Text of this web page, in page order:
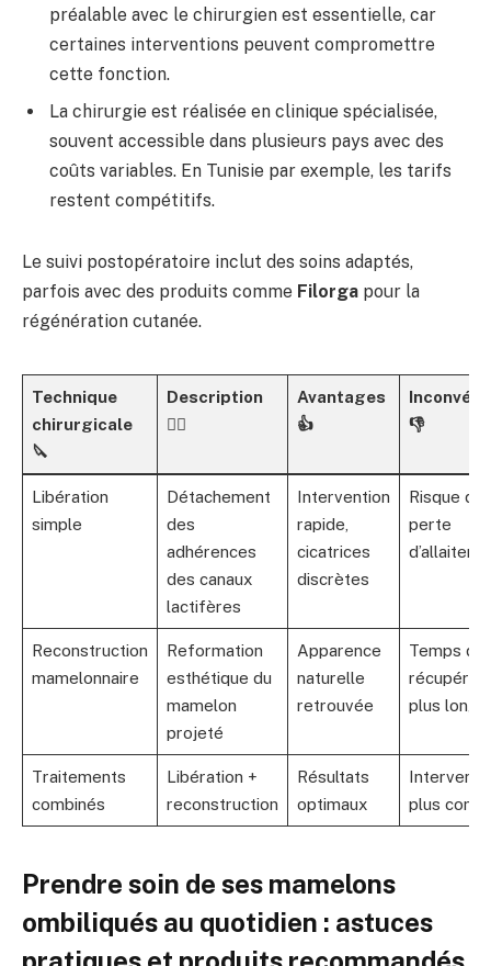
préalable avec le chirurgien est essentielle, car
certaines interventions peuvent compromettre
cette fonction.
La chirurgie est réalisée en clinique spécialisée,
souvent accessible dans plusieurs pays avec des
coûts variables. En Tunisie par exemple, les tarifs
restent compétitifs.
Le suivi postopératoire inclut des soins adaptés,
parfois avec des produits comme Filorga pour la
régénération cutanée.
Technique
chirurgicale
🔪
Description
👩‍⚕️
Avantages
👍
👎
Libération
simple
Détachement
des
adhérences
des canaux
lactifères
Intervention
rapide,
cicatrices
discrètes
Risque de
perte
Reconstruction
mamelonnaire
Reformation
esthétique du
mamelon
projeté
Apparence
naturelle
retrouvée
Temps de
plus long
Traitements
combinés
Libération +
reconstruction
Résultats
optimaux
plus
Prendre soin de ses mamelons
ombiliqués au quotidien : astuces